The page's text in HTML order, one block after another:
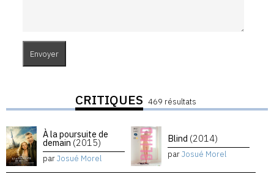
CRITIQUES 469 résultats
À la poursuite de
demain (2015)
parJosué Morel
Blind (2014)
parJosué Morel